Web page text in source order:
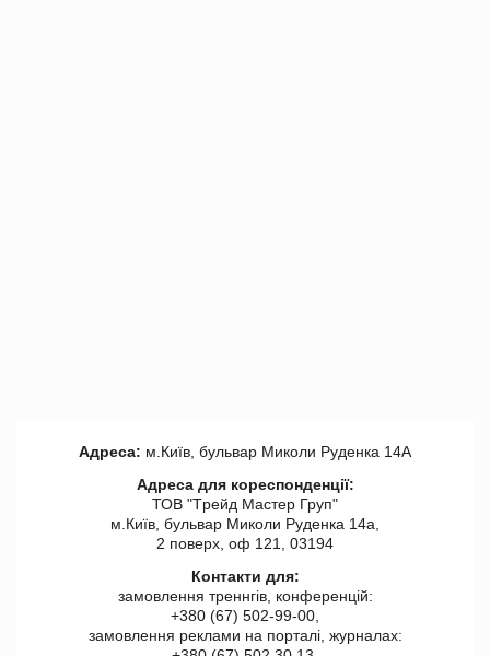
Адреса: м.Київ, бульвар Миколи Руденка 14А
Адреса для кореспонденції:
ТОВ "Tрейд Мастер Груп"
м.Київ, бульвар Миколи Руденка 14а,
2 поверх, оф 121, 03194
Контакти для:
замовлення треннгів, конференцій:
+380 (67) 502-99-00,
замовлення реклами на порталі, журналах: